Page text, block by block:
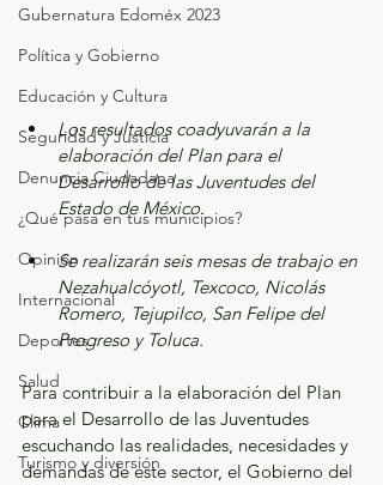
Gubernatura Edoméx 2023
Política y Gobierno
Educación y Cultura
Seguridad y Justicia
Denuncia Ciudadana
¿Qué pasa en tus municipios?
Opinión
Internacional
Deportes
Salud
Clima
Turismo y diversión
Los resultados coadyuvarán a la
elaboración del Plan para el
Desarrollo de las Juventudes del
Estado de México.
Se realizarán seis mesas de trabajo en
Nezahualcóyotl, Texcoco, Nicolás
Romero, Tejupilco, San Felipe del
Progreso y Toluca.
Para contribuir a la elaboración del Plan
para el Desarrollo de las Juventudes
escuchando las realidades, necesidades y
demandas de este sector, el Gobierno del